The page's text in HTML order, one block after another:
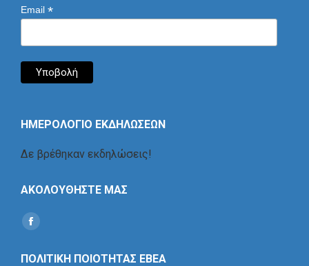
Email *
ΗΜΕΡΟΛΟΓΙΟ ΕΚΔΗΛΩΣΕΩΝ
Δε βρέθηκαν εκδηλώσεις!
ΑΚΟΛΟΥΘΗΣΤΕ ΜΑΣ
Find us on:
Social
ΠΟΛΙΤΙΚΗ ΠΟΙΟΤΗΤΑΣ ΕΒΕΑ